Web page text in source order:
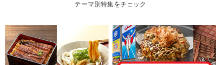
テーマ別特集をチェック